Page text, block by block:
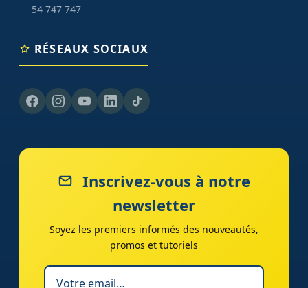
54 747 747
RÉSEAUX SOCIAUX
Inscrivez-vous à notre
newsletter
Soyez les premiers informés des nouveautés,
promos et tutoriels